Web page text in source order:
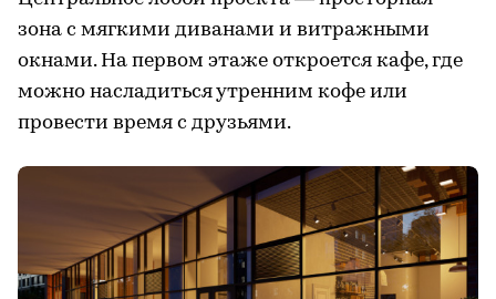
зона с мягкими диванами и витражными
окнами. На первом этаже откроется кафе, где
можно насладиться утренним кофе или
провести время с друзьями.